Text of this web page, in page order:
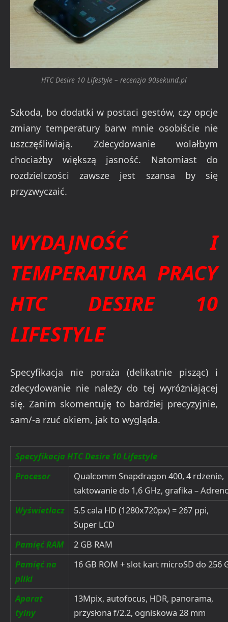
HTC Desire 10 Lifestyle – recenzja 90sekund.pl
Szkoda, bo dodatki w postaci gestów, czy opcje
zmiany temperatury barw mnie osobiście nie
uszczęśliwiają. Zdecydowanie wolałbym
chociażby większą jasność. Natomiast do
rozdzielczości zawsze jest szansa by się
przyzwyczaić.
WYDAJNOŚĆ I
TEMPERATURA PRACY
HTC DESIRE 10
LIFESTYLE
Specyfikacja nie poraża (delikatnie pisząc) i
zdecydowanie nie należy do tej wyróżniającej
się. Zanim skomentuję to bardziej precyzyjnie,
sam/-a rzuć okiem, jak to wygląda.
Specyfikacja HTC Desire 10 Lifestyle
Procesor
Qualcomm Snapdragon 400, 4 rdzenie,
taktowanie do 1,6 GHz, grafika –
Wyświetlacz
5.5 cala HD (1280x720px) = 267 ppi,
Super LCD
Pamięć RAM
2 GB RAM
Pamięć na
pliki
16 GB ROM + slot kart microSD do 256
Aparat
tylny
13Mpix, autofocus, HDR, panorama,
przysłona f/2.2, ogniskowa 28 mm